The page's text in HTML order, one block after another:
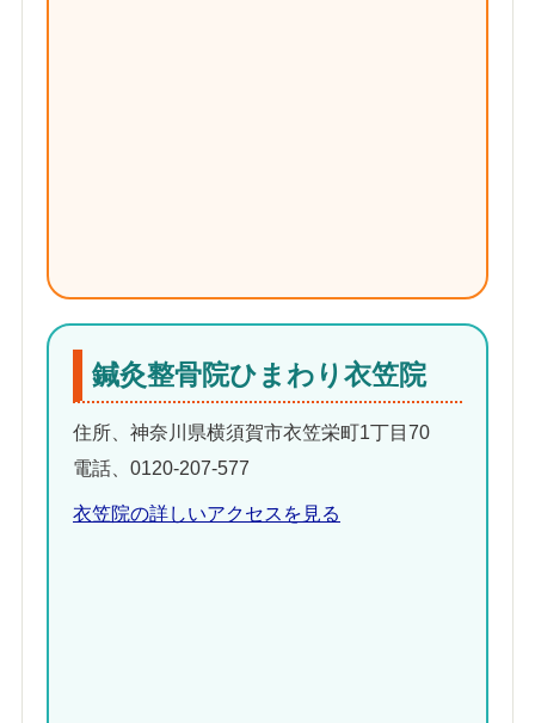
鍼灸整骨院ひまわり衣笠院
住所、神奈川県横須賀市衣笠栄町1丁目70
電話、0120-207-577
衣笠院の詳しいアクセスを見る